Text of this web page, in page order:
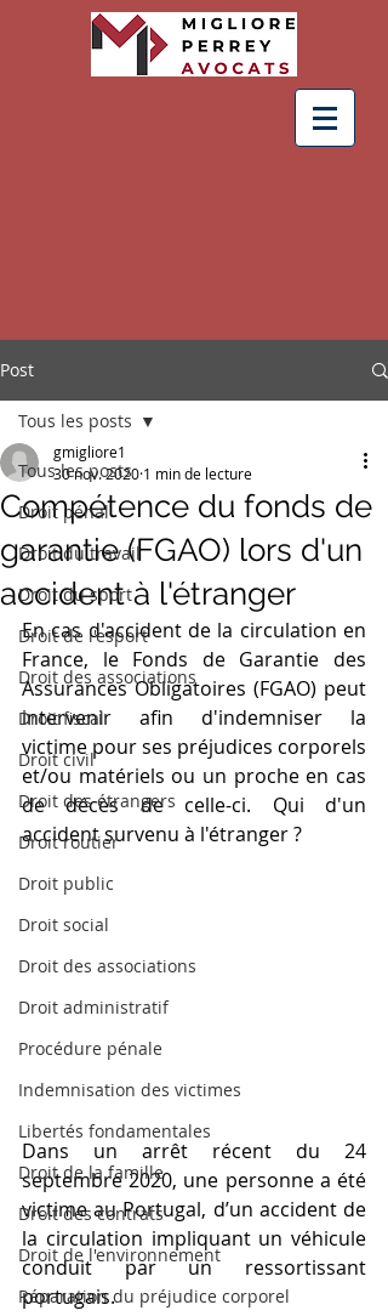
Post
Tous les posts
Droit pénal
Droit du travail
Droit du sport
Droit de l'esport
Droit des associations
Droit fiscal
Droit civil
Droit des étrangers
Droit routier
Droit public
Droit social
Droit des associations
Droit administratif
Procédure pénale
Indemnisation des victimes
Libertés fondamentales
Droit de la famille
Droit des contrats
Droit de l'environnement
Réparation du préjudice corporel
Tous les posts
Compétence du fonds de
garantie (FGAO) lors d'un
accident à l'étranger
gmigliore1
30 nov. 2020 1 min de lecture
En cas d'accident de la circulation en
France, le Fonds de Garantie des
Assurances Obligatoires (FGAO) peut
intervenir afin d'indemniser la
victime pour ses préjudices corporels
et/ou matériels ou un proche en cas
de décès de celle-ci. Qui d'un
accident survenu à l'étranger ?
Dans un arrêt récent du 24
septembre 2020, une personne a été
victime au Portugal, d’un accident de
la circulation impliquant un véhicule
conduit par un ressortissant
portugais.